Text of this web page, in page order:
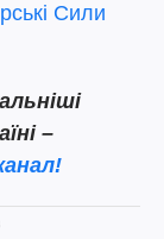
Сили
–